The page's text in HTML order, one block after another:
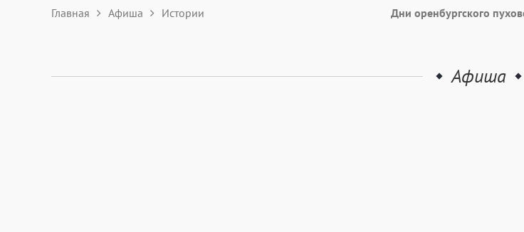
Главная Афиша Истории Дни оренбургского
Афиша